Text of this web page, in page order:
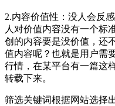
2.内容价值性：没人会反
人对价值内容没有一个标
创的内容要是没价值，还
值内容呢？也就是用户需
行情，在某平台有一篇这
转载下来。
筛选关键词根据网站选择